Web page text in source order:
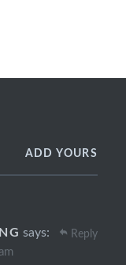
ADD YOURS
says: Reply